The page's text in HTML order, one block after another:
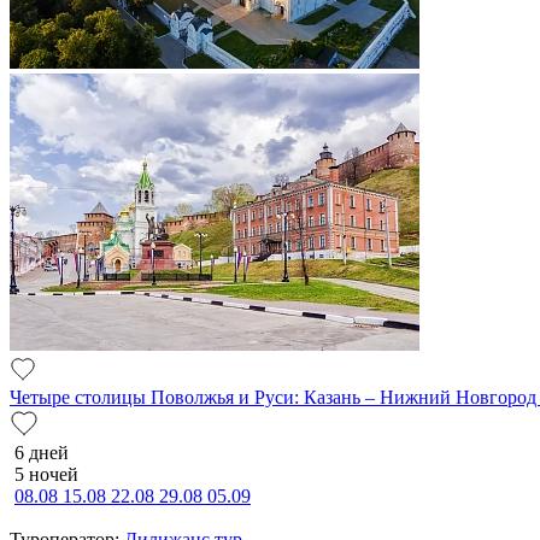
Четыре столицы Поволжья и Руси: Казань – Нижний
6 дней
5 ночей
08.08 15.08 22.08 29.08 05.09